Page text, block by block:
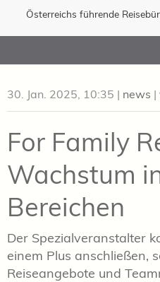
Österreichs führende
to
30. Jan. 2025, 10:35 | news |
For Family
Wachstum
Bereichen
Der Spezialveranstalter
einem Plus anschließen,
Reiseangebote und